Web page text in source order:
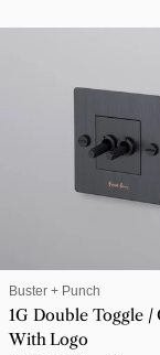
SATICI:
Buster + Punch
1G Double Toggle /
With Logo